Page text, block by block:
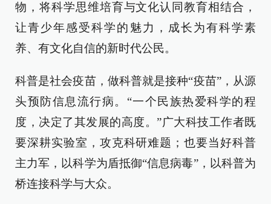
物，将科学思维培育与文化认同教育相结合，
让青少年感受科学的魅力，成长为有科学素
养、有文化自信的新时代公民。
科普是社会疫苗，做科普就是接种“疫苗”，从源
头预防信息流行病。“一个民族热爱科学的程
度，决定了其发展的高度。”广大科技工作者既
要深耕实验室，攻克科研难题；也要当好科普
主力军，以科学为盾抵御“信息病毒”，以科普为
桥连接科学与大众。